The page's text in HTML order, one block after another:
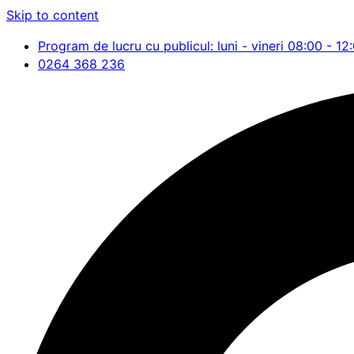
Skip to content
Program de lucru cu publicul: luni - vineri 08:00 -
0264 368 236